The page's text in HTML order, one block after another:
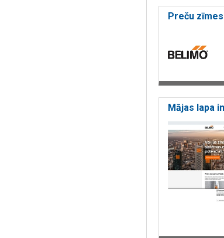
Preču zīmes
Mājas lapa